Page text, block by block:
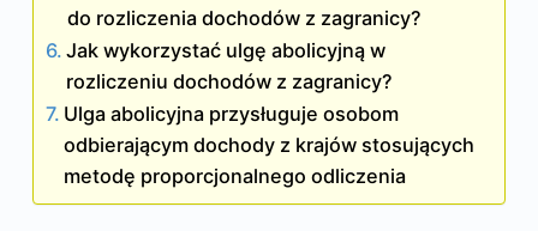
do rozliczenia dochodów z zagranicy?
Jak wykorzystać ulgę abolicyjną w
rozliczeniu dochodów z zagranicy?
Ulga abolicyjna przysługuje osobom
odbierającym dochody z krajów stosujących
metodę proporcjonalnego odliczenia